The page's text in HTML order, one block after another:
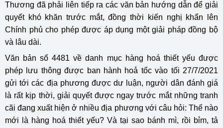
Thương đã phải liên tiếp ra các văn bản hướng dẫn để giải
quyết khó khăn trước mắt, đồng thời kiến nghị khẩn lên
Chính phủ cho phép được áp dụng một giải pháp đồng bộ
và lâu dài.
Văn bản số 4481 về danh mục hàng hoá thiết yếu được
phép lưu thông được ban hành hoả tốc vào tối 27/7/2021
gửi tới các địa phương được dư luận, người dân đánh giá
là rất kịp thời, giải quyết được ngay trước mắt những tranh
cãi đang xuất hiện ở nhiều địa phương với câu hỏi: Thế nào
mới là hàng hoá thiết yếu? Và tại sao bánh mì, rồi bỉm, tả